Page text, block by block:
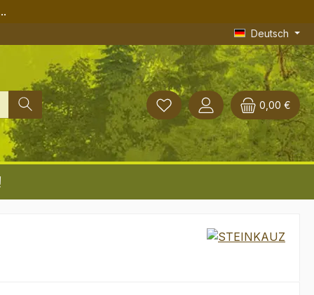
Deutsch
0,00 €